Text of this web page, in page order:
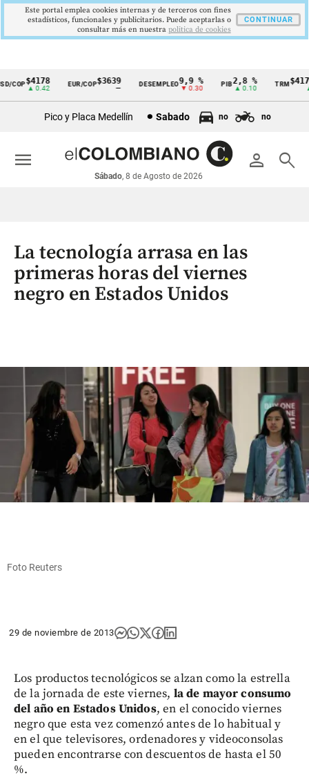
Cintillo
económicos
Colombia
$4178
▲ 0.42
EUR/COP$3639 DESEMPLEO9,9 %
▼ 0.30
2,8 %
▲ 0.10
TRM
▲
Pico y Placa Medellín Sabado no no
person search
Sábado, 8 de Agosto de 2026
menu
La tecnología arrasa en las
primeras horas del viernes
negro en Estados Unidos
Foto Reuters
29 de noviembre de 2013
Los productos tecnológicos se alzan como la estrella
de la jornada de este viernes, la de mayor consumo
del año en Estados Unidos, en el conocido viernes
negro que esta vez comenzó antes de lo habitual y
en el que televisores, ordenadores y videoconsolas
pueden encontrarse con descuentos de hasta el 50
%.
Este portal emplea cookies internas y de terceros con fines
estadísticos, funcionales y publicitarios. Puede aceptarlas o
consultar más en nuestra politica de cookies
CONTINUAR